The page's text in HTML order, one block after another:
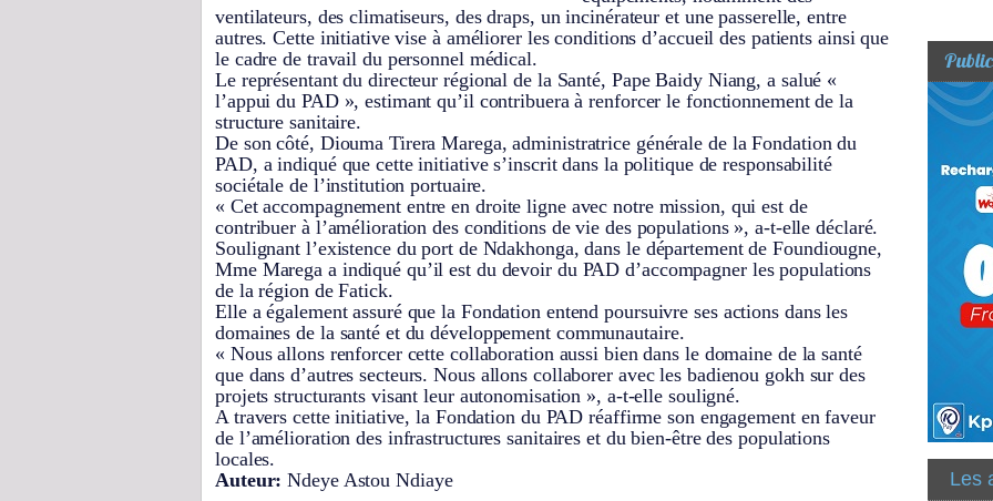
ventilateurs, des climatiseurs, des draps, un incinérateur et une passerelle, entre
autres. Cette initiative vise à améliorer les conditions d’accueil des patients ainsi que
le cadre de travail du personnel médical.
Le représentant du directeur régional de la Santé, Pape Baidy Niang, a salué «
l’appui du PAD », estimant qu’il contribuera à renforcer le fonctionnement de la
structure sanitaire.
De son côté, Diouma Tirera Marega, administratrice générale de la Fondation du
PAD, a indiqué que cette initiative s’inscrit dans la politique de responsabilité
sociétale de l’institution portuaire.
« Cet accompagnement entre en droite ligne avec notre mission, qui est de
contribuer à l’amélioration des conditions de vie des populations », a-t-elle déclaré.
Soulignant l’existence du port de Ndakhonga, dans le département de Foundiougne,
Mme Marega a indiqué qu’il est du devoir du PAD d’accompagner les populations
de la région de Fatick.
Elle a également assuré que la Fondation entend poursuivre ses actions dans les
domaines de la santé et du développement communautaire.
« Nous allons renforcer cette collaboration aussi bien dans le domaine de la santé
que dans d’autres secteurs. Nous allons collaborer avec les badienou gokh sur des
projets structurants visant leur autonomisation », a-t-elle souligné.
A travers cette initiative, la Fondation du PAD réaffirme son engagement en faveur
de l’amélioration des infrastructures sanitaires et du bien-être des populations
locales.
Auteur: Ndeye Astou Ndiaye Les